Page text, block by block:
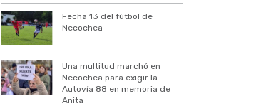
Fecha 13 del fútbol de
Necochea
Una multitud marchó en
Necochea para exigir la
Autovía 88 en memoria de
Anita